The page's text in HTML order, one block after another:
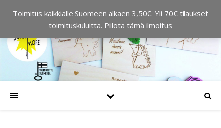
Toimitus kaikkialle Suomeen alkaen 3,50€. Yli 70€ tilaukset
toimituskuluitta. Piilota tämä ilmoitus